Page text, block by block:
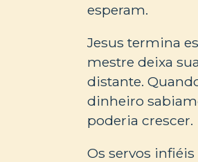
esperam.
Jesus termina
mestre deixa
distante.
dinheiro
poderia crescer.
Os servos